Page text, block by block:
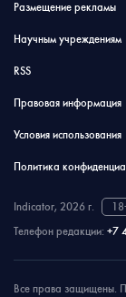
Размещение рекламы
Научным учреждениям
RSS
Правовая информация
Условия использования
Политика
Indicator, 2026 г.
Телефон редакции: +7
Все права защищены.